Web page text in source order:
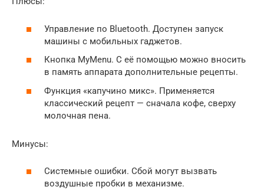
Управление по Bluetooth. Доступен запуск
машины с мобильных гаджетов.
Кнопка MyMenu. С её помощью можно вносить
в память аппарата дополнительные рецепты.
Функция «капучино микс». Применяется
классический рецепт — сначала кофе, сверху
молочная пена.
Минусы:
Системные ошибки. Сбой могут вызвать
воздушные пробки в механизме.